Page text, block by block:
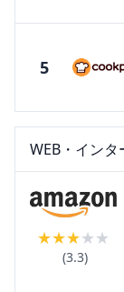
5
WEB・インタ
★★★★★
(3.3)